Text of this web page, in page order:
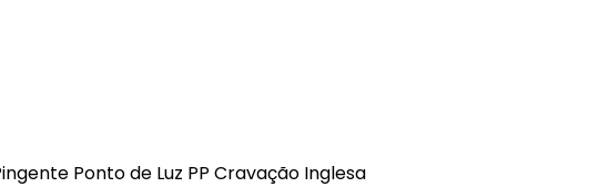
Ponto de Luz PP Cravação Inglesa